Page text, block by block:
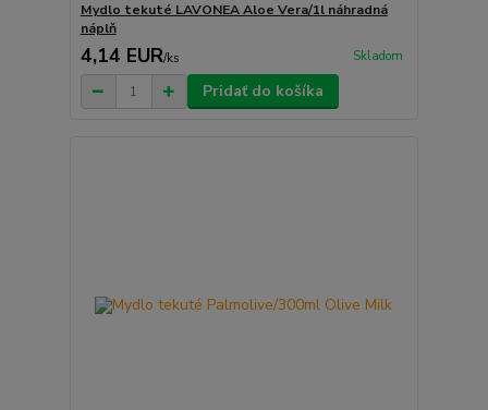
Mydlo tekuté LAVONEA Aloe Vera/1l náhradná
náplň
4,14 EUR/ks Skladom
Pridať do košíka